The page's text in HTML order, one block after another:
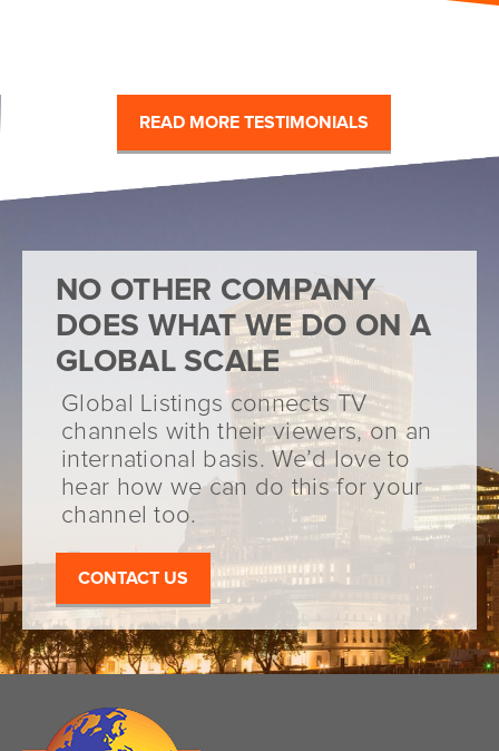
READ MORE TESTIMONIALS
NO OTHER COMPANY
DOES WHAT WE DO ON A
GLOBAL SCALE
Global Listings connects TV
channels with their viewers, on an
international basis. We’d love to
hear how we can do this for your
channel too.
CONTACT US